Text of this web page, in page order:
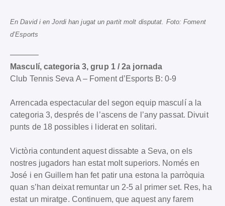
En David i en Jordi han jugat un partit molt disputat. Foto: Foment
d’Esports
———–
Masculí, categoria 3, grup 1 / 2a jornada
Club Tennis Seva A – Foment d’Esports B: 0-9
Arrencada espectacular del segon equip masculí a la
categoria 3, després de l’ascens de l’any passat. Divuit
punts de 18 possibles i liderat en solitari.
Victòria contundent aquest dissabte a Seva, on els
nostres jugadors han estat molt superiors. Només en
José i en Guillem han fet patir una estona la parròquia
quan s’han deixat remuntar un 2-5 al primer set. Res, ha
estat un miratge. Continuem, que aquest any farem